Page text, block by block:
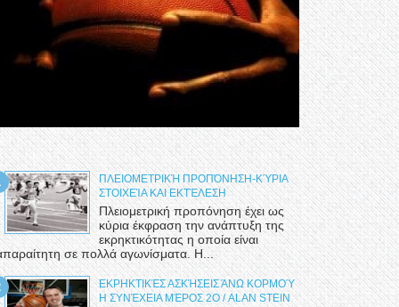
ΠΛΕΙΟΜΕΤΡΙΚΉ ΠΡΟΠΌΝΗΣΗ-ΚΎΡΙΑ
ΣΤΟΙΧΕΊΑ ΚΑΙ ΕΚΤΈΛΕΣΗ
Πλειομετρική προπόνηση έχει ως
κύρια έκφραση την ανάπτυξη της
εκρηκτικότητας η οποία είναι
σε πολλά αγωνίσματα. Η...
ΕΚΡΗΚΤΙΚΈΣ ΑΣΚΉΣΕΙΣ ΆΝΩ ΚΟΡΜΟΎ
Η ΣΥΝΈΧΕΙΑ ΜΈΡΟΣ 2Ο / ALAN STEIN